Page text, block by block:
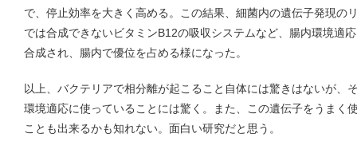
で、停止効率を大きく高める。この結果、細菌内の遺伝子発現の
では合成できないビタミンB12の吸収システムなど、腸内環境適
合成され、腸内で優位を占める様になった。
以上、バクテリアで相分離が起こること自体には驚きはないが、
環境適応に使っていることには驚く。また、この遺伝子をうまく
ことも出来るかも知れない。面白い研究だと思う。